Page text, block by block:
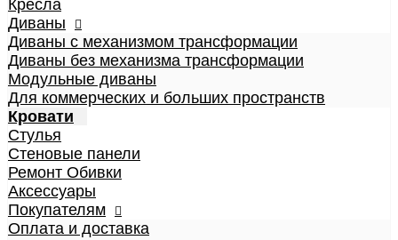
Банкетки Bruno Опора Чёрный Муар
Дизайнерские модели
Кресла
Диваны
Диваны с механизмом трансформации
Диваны без механизма трансформации
Модульные диваны
Для коммерческих и больших пространств
Кровати
Детские кровати
Кровати взрослые
Стулья
Стеновые панели
Кресла
Диваны
Диваны с механизмом трансформации
Диваны без механизма трансформации
Модульные диваны
Для коммерческих и больших пространств
Кровати
Стулья
Стеновые панели
Ремонт Обивки
Аксессуары
Покупателям
Оплата и доставка